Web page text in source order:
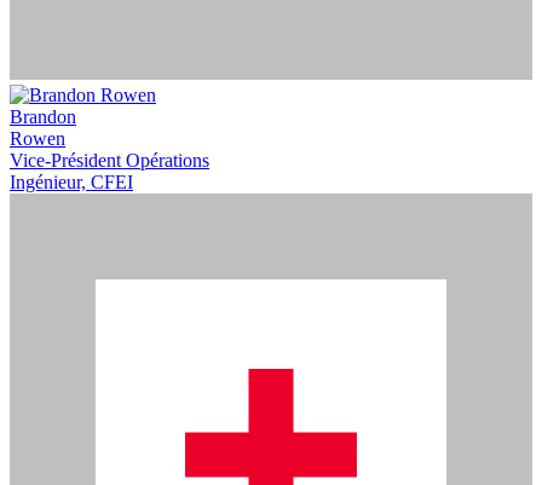
Brandon
Rowen
Vice-Président Opérations
Ingénieur, CFEI